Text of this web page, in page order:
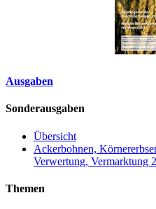
Ausgaben
Sonderausgaben
Übersicht
Ackerbohnen,
Verwertung, Vermarktung
Themen